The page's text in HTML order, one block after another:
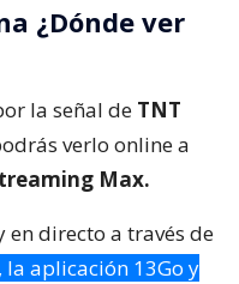
¿Dónde ver
la señal de TNT
verlo online a
Max.
en directo a través de
la aplicación 13Go y